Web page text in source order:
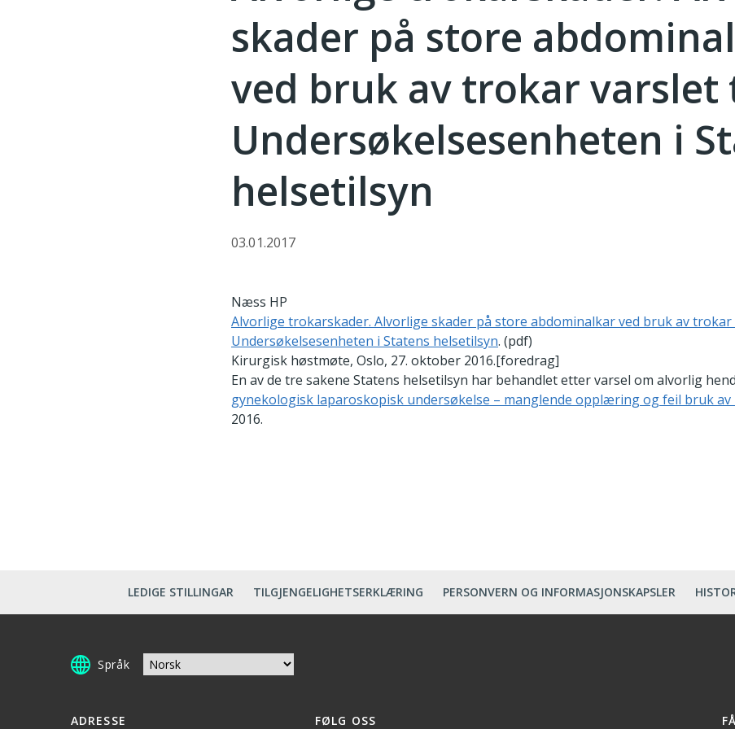
skader på store
ved bruk av trokar varslet
Undersøkelsesenheten i
helsetilsyn
03.01.2017
Næss HP
Alvorlige trokarskader. Alvorlige skader på store abdominalkar ved bruk av
Undersøkelsesenheten i Statens helsetilsyn. (pdf)
Kirurgisk høstmøte, Oslo, 27. oktober 2016.[foredrag]
En av de tre sakene Statens helsetilsyn har behandlet etter varsel om alvorlig
gynekologisk laparoskopisk undersøkelse – manglende opplæring og feil bruk
2016.
LEDIGE STILLINGAR TILGJENGELIGHETSERKLÆRING PERSONVERN OG INFORMASJONSKAPSLER
Språk
ADRESSE FØLG OSS